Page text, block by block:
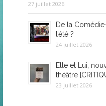
27 juillet 2026
De la
l’été ?
24 juillet 2026
Elle et Lui,
théâtre
23 juillet 2026